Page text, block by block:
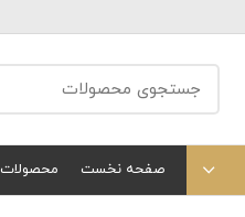
صفحه نخست محصولات